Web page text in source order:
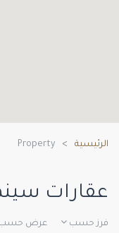
الرئيسية Property
عقارات
فرز حسب عرض